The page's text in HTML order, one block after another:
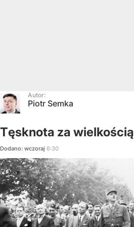
Autor:
Piotr Semka
Tęsknota za wielkością
Dodano: wczoraj 6:30